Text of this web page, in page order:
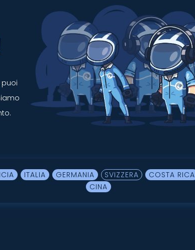
ITALIA GERMANIA SVIZZERA COSTA RICA
CINA